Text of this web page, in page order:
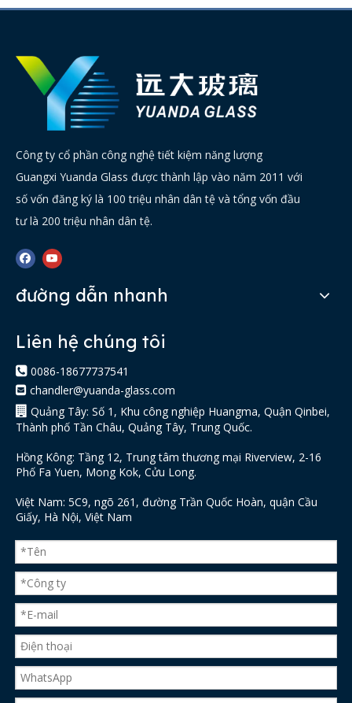
Công ty cổ phần công nghệ tiết kiệm năng lượng
Guangxi Yuanda Glass được thành lập vào năm 2011 với
số vốn đăng ký là 100 triệu nhân dân tệ và tổng vốn đầu
tư là 200 triệu nhân dân tệ.
đường dẫn nhanh
Liên hệ chúng tôi
 0086-18677737541
 chandler@yuanda-glass.com
 Quảng Tây: Số 1, Khu công nghiệp Huangma, Quận Qinbei,
Thành phố Tần Châu, Quảng Tây, Trung Quốc.
Hồng Kông: Tầng 12, Trung tâm thương mại Riverview, 2-16
Phố Fa Yuen, Mong Kok, Cửu Long.
Việt Nam: 5C9, ngõ 261, đường Trần Quốc Hoàn, quận Cầu
Giấy, Hà Nội, Việt Nam